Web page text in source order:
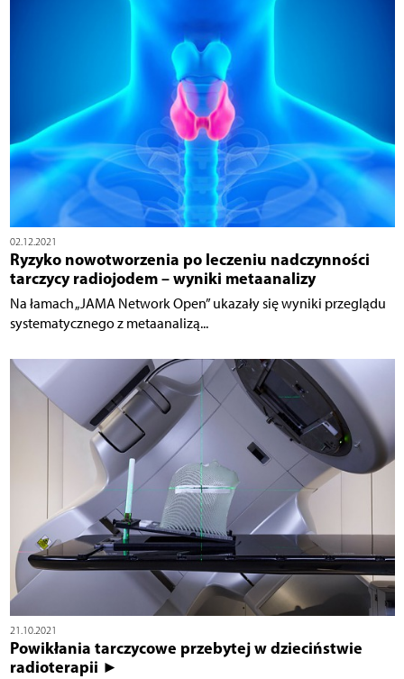
02.12.2021
Ryzyko nowotworzenia po leczeniu nadczynności
tarczycy radiojodem – wyniki metaanalizy
Na łamach „JAMA Network Open” ukazały się wyniki przeglądu
systematycznego z metaanalizą...
21.10.2021
Powikłania tarczycowe przebytej w dzieciństwie
radioterapii ►